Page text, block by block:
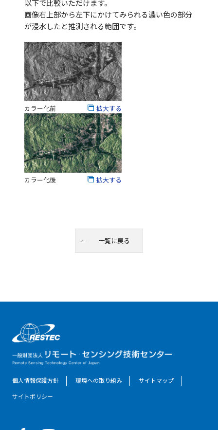
以下で比較いただけます。
画像右上部から左下にかけてみられる濃い色の部分
が浸水したと推測される範囲です。
拡大する
カラー化前
拡大する
カラー化後
一覧に戻る
個人情報保護方針 環境への取り組み
サイトマップ
サイトポリシー